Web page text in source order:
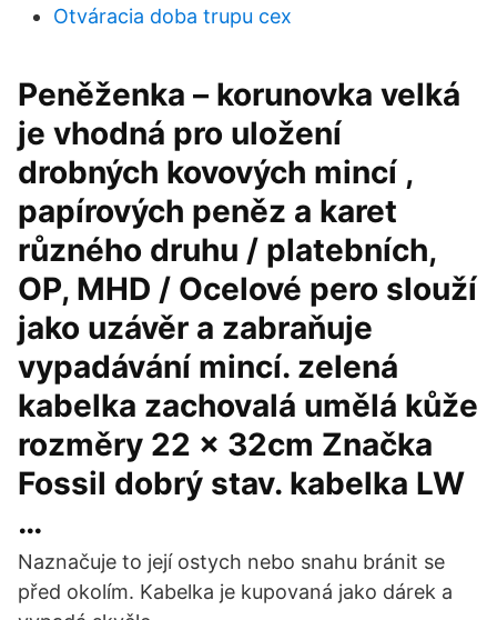
Otváracia doba trupu cex
Peněženka – korunovka velká
je vhodná pro uložení
drobných kovových mincí ,
papírových peněz a karet
různého druhu / platebních,
OP, MHD / Ocelové pero slouží
jako uzávěr a zabraňuje
vypadávání mincí. zelená
kabelka zachovalá umělá kůže
rozměry 22 x 32cm Značka
Fossil dobrý stav. kabelka LW
…
Naznačuje to její ostych nebo snahu bránit se
před okolím. Kabelka je kupovaná jako dárek a